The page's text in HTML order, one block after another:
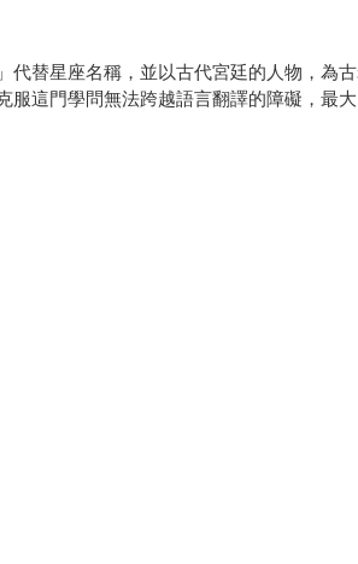
替星座名稱，並以古代宮廷的人物，為
服這門學問無法跨越語言翻譯的障礙，最